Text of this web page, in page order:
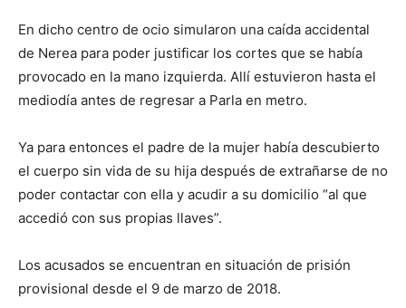
En dicho centro de ocio simularon una caída accidental
de Nerea para poder justificar los cortes que se había
provocado en la mano izquierda. Allí estuvieron hasta el
mediodía antes de regresar a Parla en metro.
Ya para entonces el padre de la mujer había descubierto
el cuerpo sin vida de su hija después de extrañarse de no
poder contactar con ella y acudir a su domicilio “al que
accedió con sus propias llaves”.
Los acusados se encuentran en situación de prisión
provisional desde el 9 de marzo de 2018.